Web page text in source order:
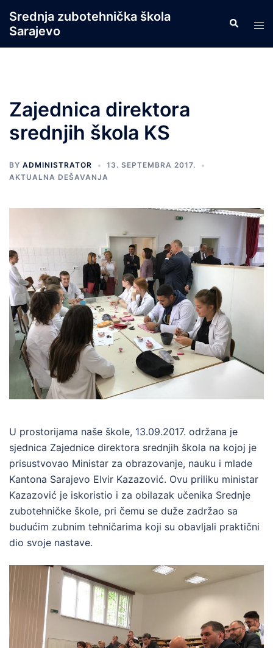
content
Srednja zubotehnička škola
Sarajevo
Search
Zajednica direktora
srednjih škola KS
BY ADMINISTRATOR
13. SEPTEMBRA 2017.
AKTUALNA DEŠAVANJA
U prostorijama naše škole, 13.09.2017. održana je
sjednica Zajednice direktora srednjih škola na kojoj je
prisustvovao Ministar za obrazovanje, nauku i mlade
Kantona Sarajevo Elvir Kazazović. Ovu priliku ministar
Kazazović je iskoristio i za obilazak učenika Srednje
zubotehničke škole, pri čemu se duže zadržao sa
budućim zubnim tehničarima koji su obavljali praktični
dio svoje nastave.